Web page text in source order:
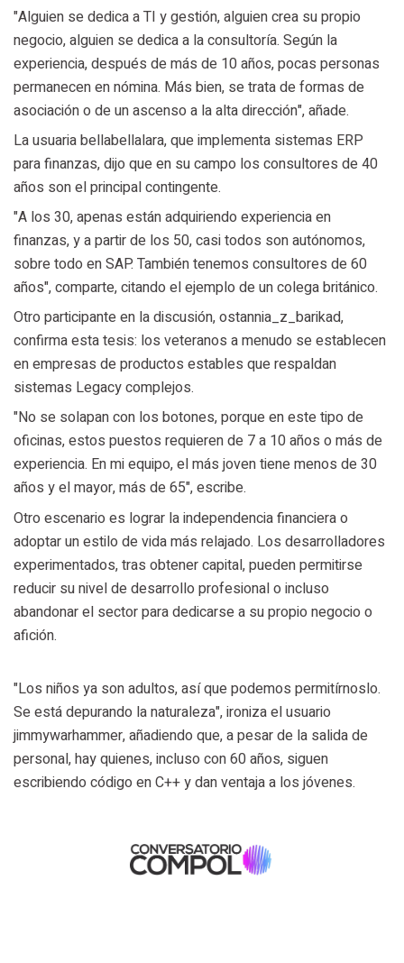
"Alguien se dedica a TI y gestión, alguien crea su propio
negocio, alguien se dedica a la consultoría. Según la
experiencia, después de más de 10 años, pocas personas
permanecen en nómina. Más bien, se trata de formas de
asociación o de un ascenso a la alta dirección", añade.
La usuaria bellabellalara, que implementa sistemas ERP
para finanzas, dijo que en su campo los consultores de 40
años son el principal contingente.
"A los 30, apenas están adquiriendo experiencia en
finanzas, y a partir de los 50, casi todos son autónomos,
sobre todo en SAP. También tenemos consultores de 60
años", comparte, citando el ejemplo de un colega británico.
Otro participante en la discusión, ostannia_z_barikad,
confirma esta tesis: los veteranos a menudo se establecen
en empresas de productos estables que respaldan
sistemas Legacy complejos.
"No se solapan con los botones, porque en este tipo de
oficinas, estos puestos requieren de 7 a 10 años o más de
experiencia. En mi equipo, el más joven tiene menos de 30
años y el mayor, más de 65", escribe.
Otro escenario es lograr la independencia financiera o
adoptar un estilo de vida más relajado. Los desarrolladores
experimentados, tras obtener capital, pueden permitirse
reducir su nivel de desarrollo profesional o incluso
abandonar el sector para dedicarse a su propio negocio o
afición.
"Los niños ya son adultos, así que podemos permitírnoslo.
Se está depurando la naturaleza", ironiza el usuario
jimmywarhammer, añadiendo que, a pesar de la salida de
personal, hay quienes, incluso con 60 años, siguen
escribiendo código en C++ y dan ventaja a los jóvenes.